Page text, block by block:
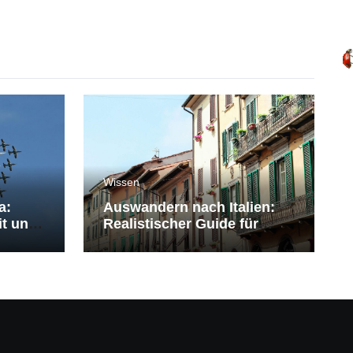
und
Wissen
Auswandern nach Italien:
Realistischer Guide für
Deutsche